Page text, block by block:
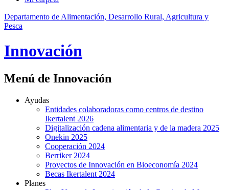
Departamento de Alimentación, Desarrollo Rural, Agricultura y
Pesca
Innovación
Menú de Innovación
Ayudas
Entidades colaboradoras como centros de destino
Ikertalent 2026
Digitalización cadena alimentaria y de la madera 2025
Onekin 2025
Cooperación 2024
Berriker 2024
Proyectos de Innovación en Bioeconomía 2024
Becas Ikertalent 2024
Planes